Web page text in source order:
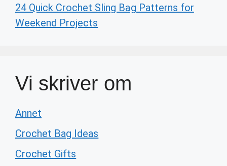
24 Quick Crochet Sling Bag Patterns for
Weekend Projects
Vi skriver om
Annet
Crochet Bag Ideas
Crochet Gifts